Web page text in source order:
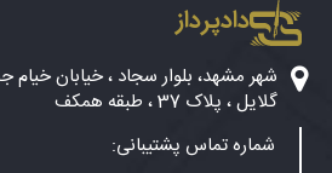
دادپرداز
گلایل ، پلاک 37 ، طبقه همکف
شماره تماس پشتیبانی: